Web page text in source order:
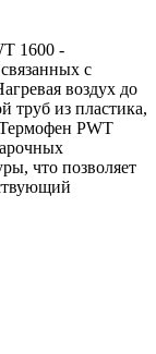
1600 -
с
воздух до
труб из пластика,
PWT
что позволяет